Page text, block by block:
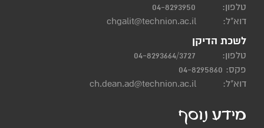
טלפון:
04-8293950
דוא"ל:
chgalit@technion.ac.il
לשכת הדיקן
טלפון:
04-8293664/3727
פקס: 04-8295860
דוא"ל:
ch.dean.ad@technion.ac.il
מידע נוסף